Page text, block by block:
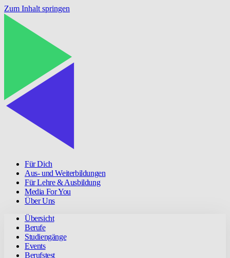
Zum Inhalt springen
Für Dich
Aus- und Weiterbildungen
Für Lehre & Ausbildung
Media For You
Über Uns
Übersicht
Berufe
Studiengänge
Events
Berufstest